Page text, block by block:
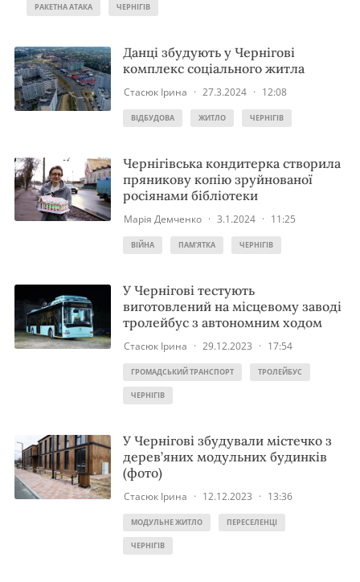
РАКЕТНА АТАКА ЧЕРНІГІВ
Данці збудують у Чернігові
комплекс соціального житла
Стасюк Ірина · 27.3.2024 · 12:08
ВІДБУДОВА ЖИТЛО ЧЕРНІГІВ
Чернігівська кондитерка створила
пряникову копію зруйнованої
росіянами бібліотеки
Марія Демченко · 3.1.2024 · 11:25
ВІЙНА ПАМ'ЯТКА ЧЕРНІГІВ
У Чернігові тестують
виготовлений на місцевому заводі
тролейбус з автономним ходом
Стасюк Ірина · 29.12.2023 · 17:54
ГРОМАДСЬКИЙ ТРАНСПОРТ ТРОЛЕЙБУС
ЧЕРНІГІВ
У Чернігові збудували містечко з
дерев’яних модульних будинків
(фото)
Стасюк Ірина · 12.12.2023 · 13:36
МОДУЛЬНЕ ЖИТЛО ПЕРЕСЕЛЕНЦІ
ЧЕРНІГІВ